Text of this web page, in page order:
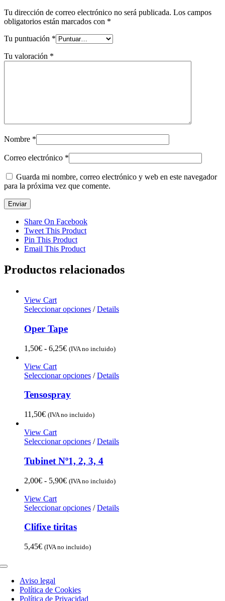
Tu dirección de correo electrónico no será publicada. Los campos
obligatorios están marcados con *
Tu puntuación *
Tu valoración *
Nombre *
Correo electrónico *
Guarda mi nombre, correo electrónico y web en este navegador
para la próxima vez que comente.
Share On Facebook
Tweet This Product
Pin This Product
Email This Product
Productos relacionados
View Cart
Seleccionar opciones / Details
Oper Tape
1,50€ - 6,25€Rango
desde
hasta
6,25€
(IVA no incluido)
View Cart
Seleccionar opciones / Details
Tensospray
11,50€ (IVA no incluido)
View Cart
Seleccionar opciones / Details
Tubinet Nº1, 2, 3, 4
2,00€ - 5,90€Rango
desde
hasta
(IVA no incluido)
View Cart
Seleccionar opciones / Details
Clifixe tiritas
5,45€ (IVA no incluido)
Toggle
NavigationAviso legal
Política de Cookies
Política de Privacidad